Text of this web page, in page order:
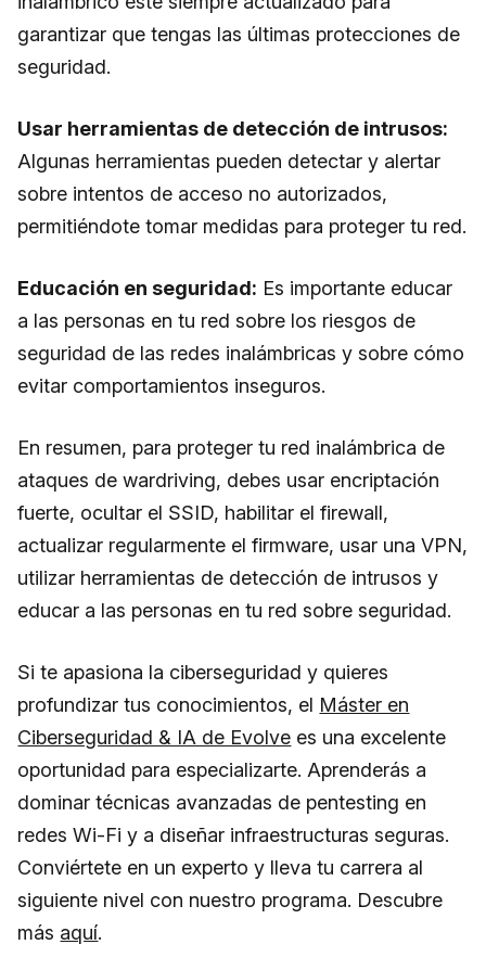
garantizar que tengas las últimas protecciones de
seguridad.
Usar herramientas de detección de intrusos:
Algunas herramientas pueden detectar y alertar
sobre intentos de acceso no autorizados,
permitiéndote tomar medidas para proteger tu red.
Educación en seguridad: Es importante educar
a las personas en tu red sobre los riesgos de
seguridad de las redes inalámbricas y sobre cómo
evitar comportamientos inseguros.
En resumen, para proteger tu red inalámbrica de
ataques de wardriving, debes usar encriptación
fuerte, ocultar el SSID, habilitar el firewall,
actualizar regularmente el firmware, usar una VPN,
utilizar herramientas de detección de intrusos y
educar a las personas en tu red sobre seguridad.
Si te apasiona la ciberseguridad y quieres
profundizar tus conocimientos, el Máster en
Ciberseguridad & IA de Evolve es una excelente
oportunidad para especializarte. Aprenderás a
dominar técnicas avanzadas de pentesting en
redes Wi-Fi y a diseñar infraestructuras seguras.
Conviértete en un experto y lleva tu carrera al
siguiente nivel con nuestro programa. Descubre
más aquí.